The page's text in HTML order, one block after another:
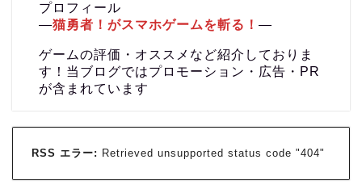
プロフィール
―猫勇者！がスマホゲームを斬る！―
ゲームの評価・オススメなど紹介しておりま
す！当ブログではプロモーション・広告・PR
が含まれています
RSS エラー: Retrieved unsupported status code "404"